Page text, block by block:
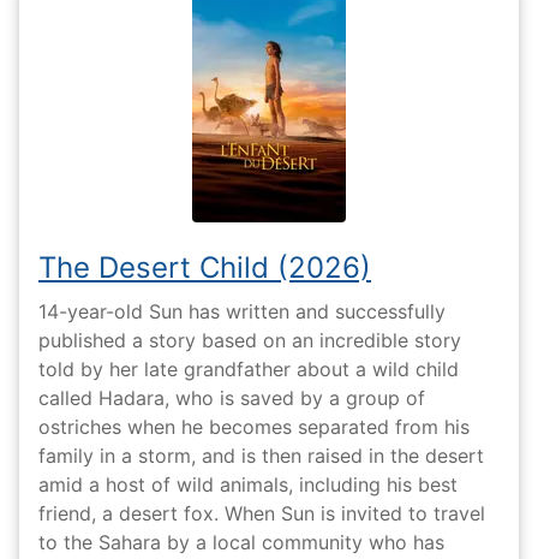
The Desert Child (2026)
14-year-old Sun has written and successfully
published a story based on an incredible story
told by her late grandfather about a wild child
called Hadara, who is saved by a group of
ostriches when he becomes separated from his
family in a storm, and is then raised in the desert
amid a host of wild animals, including his best
friend, a desert fox. When Sun is invited to travel
to the Sahara by a local community who has